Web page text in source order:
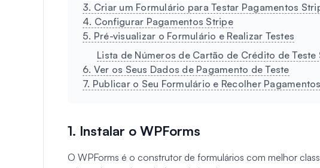
3. Criar um Formulário para Testar Pagamentos
4. Configurar Pagamentos Stripe
5. Pré-visualizar o Formulário e Realizar Testes
Lista de Números de Cartão de Crédito de Teste
6. Ver os Seus Dados de Pagamento de Teste
7. Publicar o Seu Formulário e Recolher
1. Instalar o WPForms
O WPForms é o construtor de formulários com melhor